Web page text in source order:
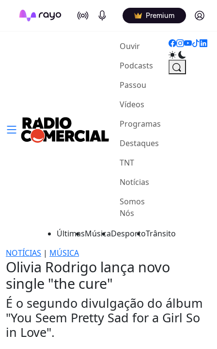
On Air Podcasts Premium Log in
Ouvir(current)
Podcasts
Passou
Vídeos
Programas
Destaques
TNT
Notícias
Somos
Nós
ÚltimasMúsicaDesportoTrânsito
NOTÍCIAS | MÚSICA
Olivia Rodrigo lança novo
single "the cure"
É o segundo divulgação do álbum
"You Seem Pretty Sad for a Girl So
in Love".